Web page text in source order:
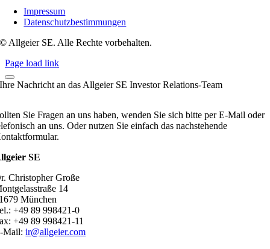
Impressum
Datenschutzbestimmungen
© Allgeier SE. Alle Rechte vorbehalten.
Page load link
Ihre Nachricht an das Allgeier SE Investor Relations-Team
Sie Fragen an uns haben, wenden Sie sich bitte per E-Mail oder
an uns. Oder nutzen Sie einfach das nachstehende
SE
Christopher Große
14
München
+49 89 998421-0
+49 89 998421-11
Mail:ir@allgeier.com